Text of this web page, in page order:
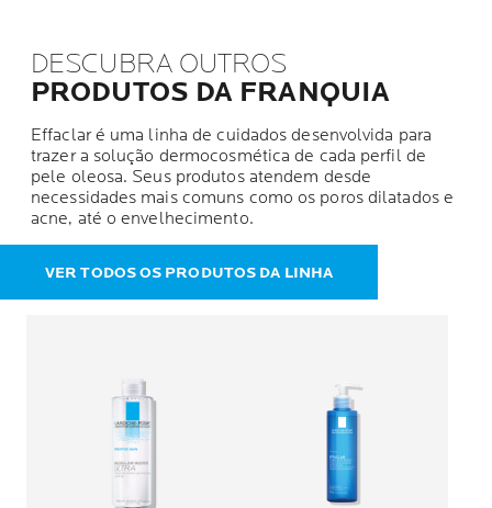
DESCUBRA OUTROS
PRODUTOS DA FRANQUIA
Effaclar é uma linha de cuidados desenvolvida para
trazer a solução dermocosmética de cada perfil de
pele oleosa. Seus produtos atendem desde
necessidades mais comuns como os poros dilatados e
acne, até o envelhecimento.
VER TODOS OS PRODUTOS DA LINHA